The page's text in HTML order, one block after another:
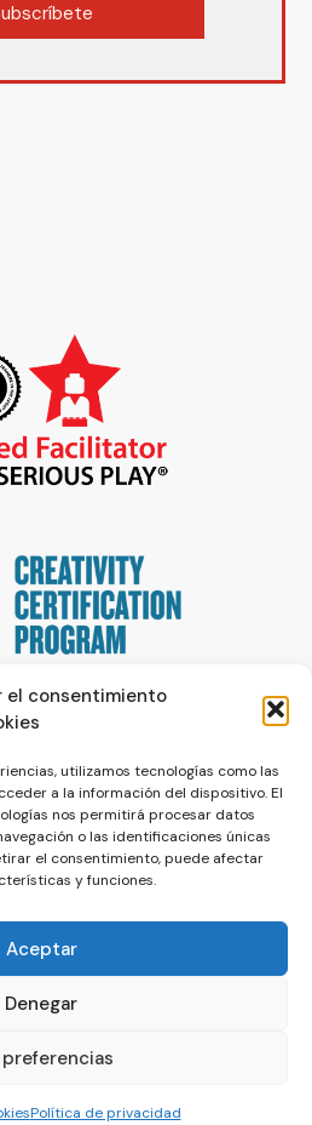
el consentimiento
utilizamos tecnologías como las
a la información del dispositivo. El
nos permitirá procesar datos
o las identificaciones únicas
el consentimiento, puede afectar
y funciones.
Aceptar
Denegar
preferencias
Política de privacidad
Paco Prieto
de privacidad